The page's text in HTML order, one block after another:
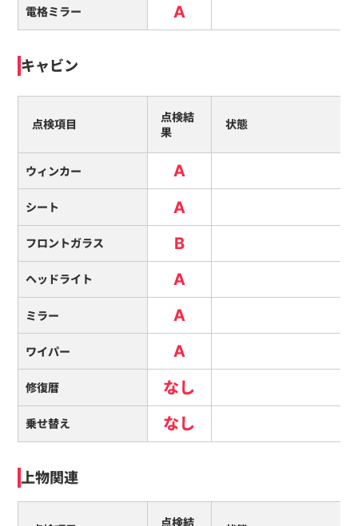
電格ミラー A
キャビン
点検項目
点検結
果
状態
ウィンカー A
シート A
フロントガラス B
ヘッドライト A
ミラー A
ワイパー A
修復暦 なし
乗せ替え なし
上物関連
点検結